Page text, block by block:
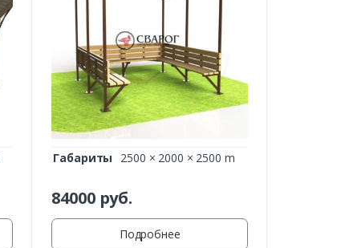
Габариты 2500 × 2000 × 2500 m
84000руб.
Подробнее